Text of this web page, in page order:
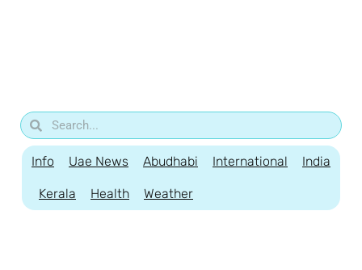
Info Uae News Abudhabi International India
Kerala Health Weather